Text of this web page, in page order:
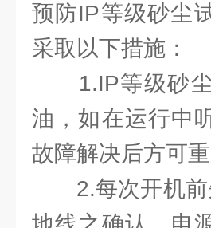
预防IP等级砂尘
采取以下措施：
1.IP等级砂尘
油，如在运行中
故障解决后方可
2.每次开机前